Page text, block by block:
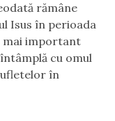
rămâne
Isus în perioada
mai important
cu omul
în